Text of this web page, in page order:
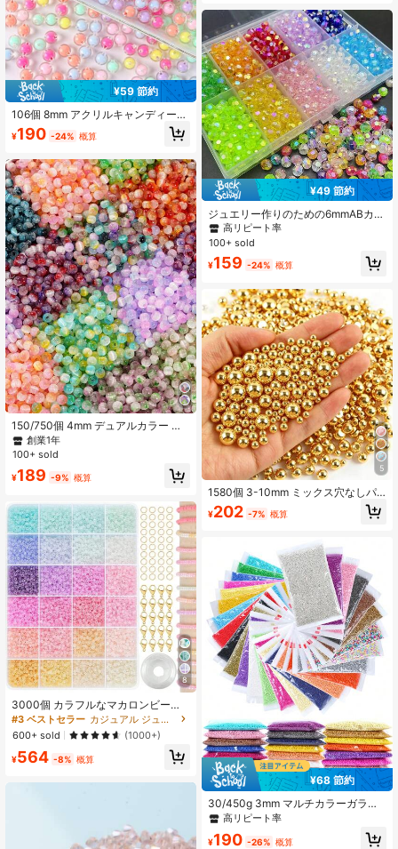
¥59 節約
106個 8mm アクリルキャンディーカ
ラー ランダムミックス ラウンドビー
ズ、かわいい透明ビーズ ジュエリー
ス、ハンドメイドクラフト用品
¥190 -24% 概算
150/750個 4mm デュアルカラー キ
ャットアイ ガラスビーズ、DIY 携帯
電話チェーン、ブレスレット、ネッ
創業1年
100+ sold
¥189 -9% 概算
8
3000個 カラフルなマカロンビーズ
ジュエリー作りセット
#3 ベストセラー
カジュアル ジュエリーDIY製作キット
600+ sold
(1000+)
¥564 -8% 概算
¥49 節約
ジュエリー作りのための6mmABカラ
ークリアアクリルビーズ 100個/750
個セット、ビーズブレスレット作り
キット - DIYジュエリー、ネックレ
ス、ブレスレット、クラフトに最適
高リピート率
100+ sold
¥159 -24% 概算
5
1580個 3-10mm ミックス穴なしパ
ール、DIYデコレーション、DIYジュ
エリー製作材料、DIYクラフト製作、
結婚式、式典、フローティングキャ
ンドルセンター、誕生日パーティ
ー、ホームデコレーションに使用
¥202 -7% 概算
¥68 節約
30/450g 3mm マルチカラーガラス
シードビーズ、ミニ無地ガラスシー
ブレスレット ネックレス ピアス ア
高リピート率
¥190 -26% 概算